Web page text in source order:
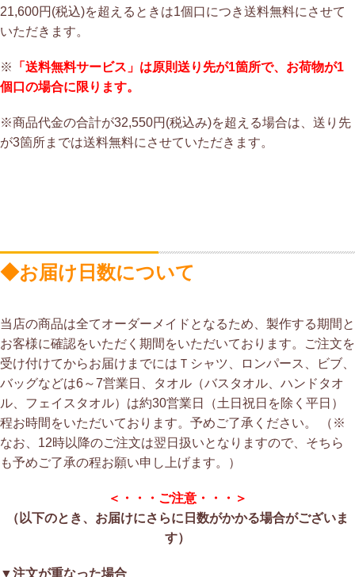
21,600円(税込)を超えるときは1個口につき送料無料にさせて
いただきます。
※
「送料無料サービス」は原則送り先が1箇所で、お荷物が1
個口の場合に限ります。
※商品代金の合計が32,550円(税込み)を超える場合は、送り先
が3箇所までは送料無料にさせていただきます。
◆お届け日数について
当店の商品は全てオーダーメイドとなるため、製作する期間と
お客様に確認をいただく期間をいただいております。ご注文を
受け付けてからお届けまでにはＴシャツ、ロンパース、ビブ、
バッグなどは6～7営業日、タオル（バスタオル、ハンドタオ
ル、フェイスタオル）は約30営業日（土日祝日を除く平日）
程お時間をいただいております。予めご了承ください。 （※
なお、12時以降のご注文は翌日扱いとなりますので、そちら
も予めご了承の程お願い申し上げます。）
＜・・・ご注意・・・＞
（以下のとき、お届けにさらに日数がかかる場合がございま
す）
▼注文が重なった場合